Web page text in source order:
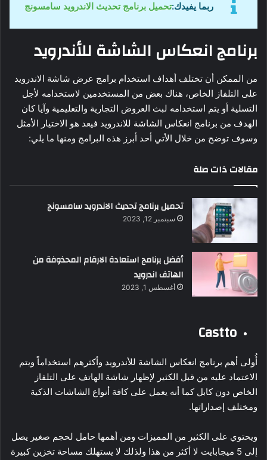
ربما يفيدك:تحميل برنامج تحديث الاندرويد سامسونج
برنامج انعكاس الشاشة للأندرويد
من الممكن أن تختلف أهداف استخدام برامج عرض شاشة الاندرويد
على التلفاز الخاص، هناك بعض من المستخدمين لاستخدامه لأجل
التسلية أو يتم استخدامه لبث العروض التجارية والتعليمية وآيا كان
الهدف من برنامج انعكاس الشاشة للاندرويد فيعد هو الاختيار الأمثل
وسوف توضح من خلال الأتي أحد أبرز هذه البرامج ومنها ما يلي:
مقالات ذات صلة
تحميل برنامج تحديث الاندرويد سامسونج
سبتمبر 12, 2023
أفضل برنامج استعادة الارقام المحذوفة من
الهاتف اندرويد
أغسطس 1, 2023
Castto
أُولى أهم برنامج انعكاس الشاشة للأندرويد وأكثرهم استخداماً ويتم
الاعتماد عليه من قبل الكثير لإظهار شاشة الهاتف على التلفاز
الخاص دون كابل كما أنه يعمل على كافة أنواع الشاشات الذكية
ومختلف إصداراتها.
ويحتوي على الكثير من المميزات ومن أهمها حامل لحجم صغير يصل
إلى 5 ميجابايت لا أكثر من هذا ولذلك لا يستهلك مساحة تخزين كبيرة